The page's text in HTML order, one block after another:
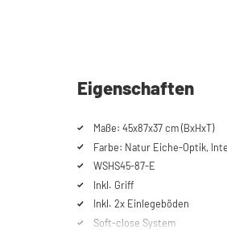
Eigenschaften
Maße: 45x87x37 cm (BxHxT)
Farbe: Natur Eiche-Optik,
WSHS45-87-E
Inkl. Griff
Inkl. 2x Einlegeböden
Soft-close System